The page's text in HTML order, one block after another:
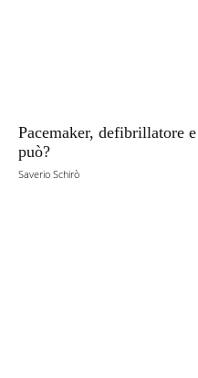
Pacemaker, defibrillatore
può?
Saverio Schirò